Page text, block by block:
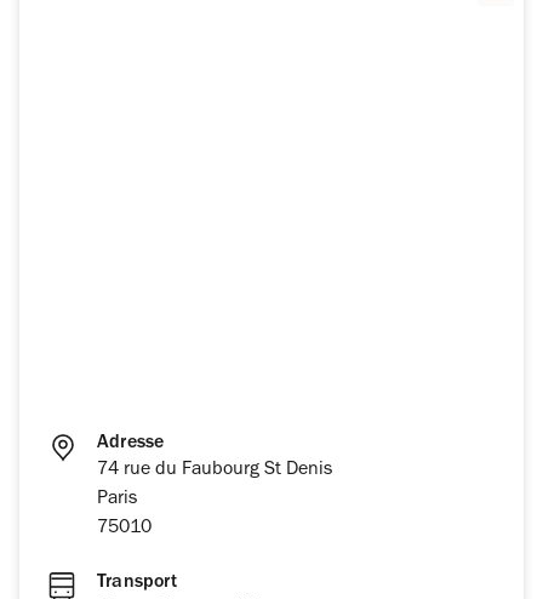
Adresse
74 rue du Faubourg St Denis
Paris
75010
Transport